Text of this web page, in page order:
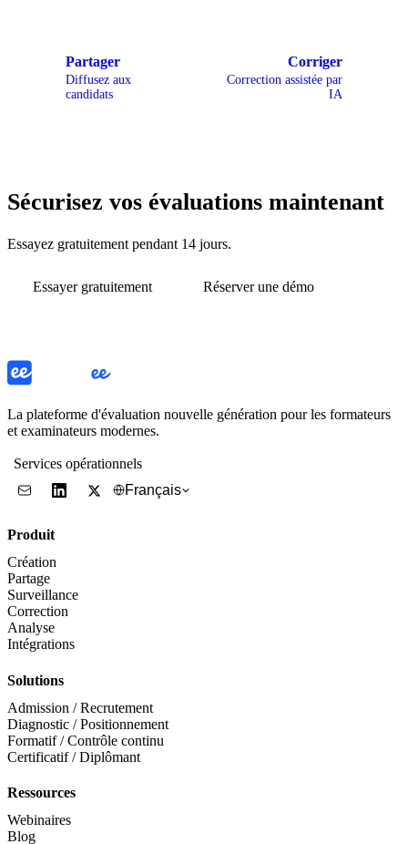
Partager
Diffusez aux
candidats
Corriger
Correction assistée par
IA
Sécurisez vos évaluations maintenant
Essayez gratuitement pendant 14 jours.
Essayer gratuitement Réserver une démo
La plateforme d'évaluation nouvelle génération pour les formateurs
et examinateurs modernes.
Services opérationnels
Français
Produit
Création
Partage
Surveillance
Correction
Analyse
Intégrations
Solutions
Admission / Recrutement
Diagnostic / Positionnement
Formatif / Contrôle continu
Certificatif / Diplômant
Ressources
Webinaires
Blog